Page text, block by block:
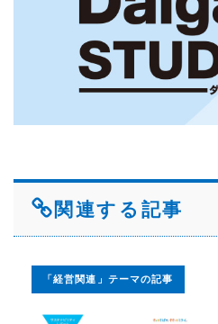
関連する記事
「経営関連」テーマの記事